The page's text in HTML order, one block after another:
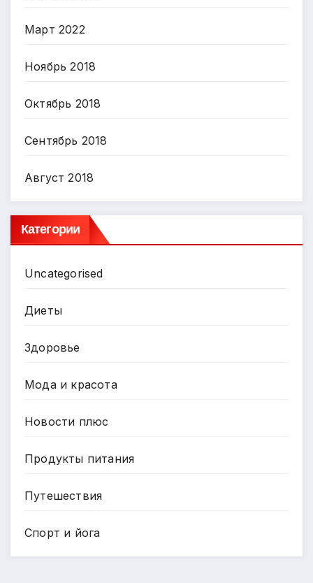
Март 2022
Ноябрь 2018
Октябрь 2018
Сентябрь 2018
Август 2018
Категории
Uncategorised
Диеты
Здоровье
Мода и красота
Новости плюс
Продукты питания
Путешествия
Спорт и йога